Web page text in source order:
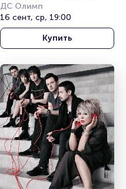
«Ночные Снайперы»
ДС Олимп
16 сент, ср, 19:00
Купить